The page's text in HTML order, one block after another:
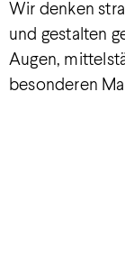
Wir denken
und gestalten
Augen,
besonderen